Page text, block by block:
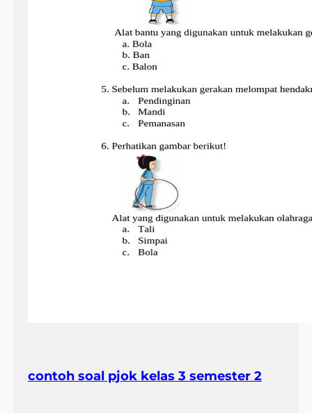
contoh soal pjok kelas 3 semester 2